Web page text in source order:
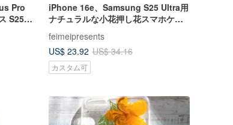
Pro
S25
iPhone 16e、Samsung S25 Ultra用
ナチュラルな小花押し花スマホケー
feimeipresents
US$ 23.92 US$ 34.16
カスタム可